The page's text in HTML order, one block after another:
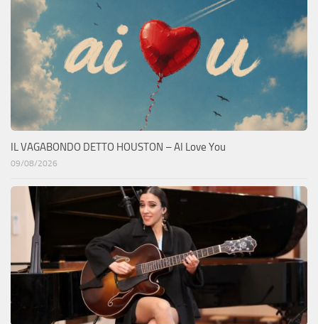
IL VAGABONDO DETTO HOUSTON – AI Love You
09/08/2026